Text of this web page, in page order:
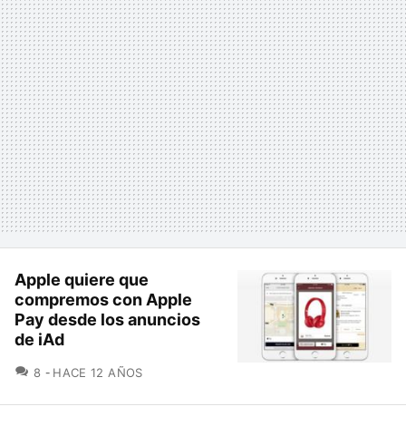
Apple quiere que
compremos con Apple
Pay desde los anuncios
de iAd
8 COMENTARIOS
HACE 12 AÑOS